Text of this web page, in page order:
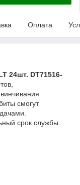
Оплата
24шт. DT71516-
смогут
срок службы.